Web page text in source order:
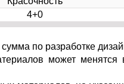
4+0
по разработке
может менятся